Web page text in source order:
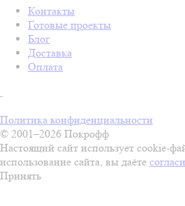
Контакты
Готовые проекты
Блог
Доставка
Оплата
Политика конфиденциальности
© 2001–2026 Покрофф
Настоящий сайт использует cookie-
использование сайта, вы даёте
Принять